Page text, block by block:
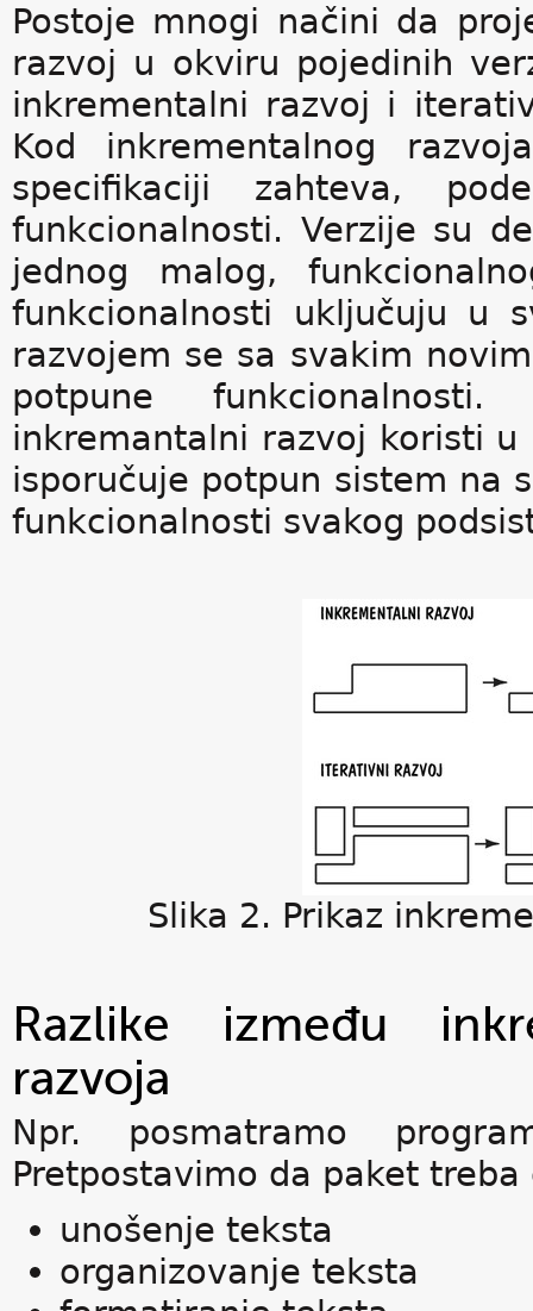
Postoje mnogi načini da
razvoj u okviru pojedinih
inkrementalni razvoj i
Kod inkrementalnog
specifikaciji zahteva,
funkcionalnosti. Verzije su
jednog malog,
funkcionalnosti uključuju u
razvojem se sa svakim
potpune
inkremantalni razvoj koristi
isporučuje potpun sistem na
funkcionalnosti svakog
Slika 2. Prikaz
Razlike između
razvoja
Npr. posmatramo
Pretpostavimo da paket
unošenje teksta
organizovanje teksta